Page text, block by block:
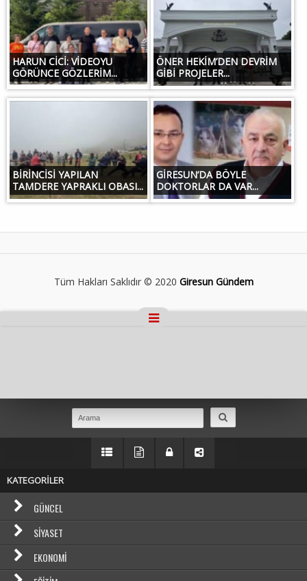
HARUN CİCİ: VİDEOYU
GÖRÜNCE GÖZLERİM...
ÖNER HEKİM’DEN DEVRİM
GİBİ PROJELER...
BİRİNCİSİ YAPILAN
TAMDERE YAPRAKLI OBASI...
GİRESUN’DA BÖYLE
DOKTORLAR DA VAR...
Tüm Hakları Saklıdır © 2020 Giresun Gündem
KATEGORİLER
GÜNCEL
SIYASET
EKONOMI